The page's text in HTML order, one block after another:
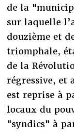
de la
sur laquelle
douzième et
triomphale,
de la
régressive, et
est reprise à
locaux du
"syndics" à